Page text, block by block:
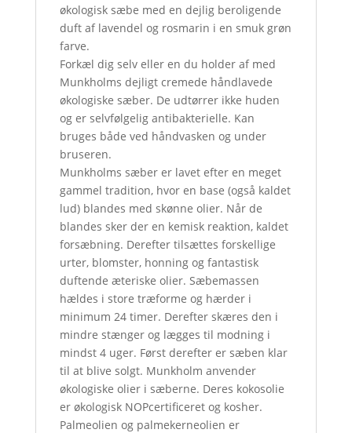
økologisk sæbe med en dejlig beroligende
duft af lavendel og rosmarin i en smuk grøn
farve.
Forkæl dig selv eller en du holder af med
Munkholms dejligt cremede håndlavede
økologiske sæber. De udtørrer ikke huden
og er selvfølgelig antibakterielle. Kan
bruges både ved håndvasken og under
bruseren.
Munkholms sæber er lavet efter en meget
gammel tradition, hvor en base (også kaldet
lud) blandes med skønne olier. Når de
blandes sker der en kemisk reaktion, kaldet
forsæbning. Derefter tilsættes forskellige
urter, blomster, honning og fantastisk
duftende æteriske olier. Sæbemassen
hældes i store træforme og hærder i
minimum 24 timer. Derefter skæres den i
mindre stænger og lægges til modning i
mindst 4 uger. Først derefter er sæben klar
til at blive solgt. Munkholm anvender
økologiske olier i sæberne. Deres kokosolie
er økologisk NOPcertificeret og kosher.
Palmeolien og palmekerneolien er